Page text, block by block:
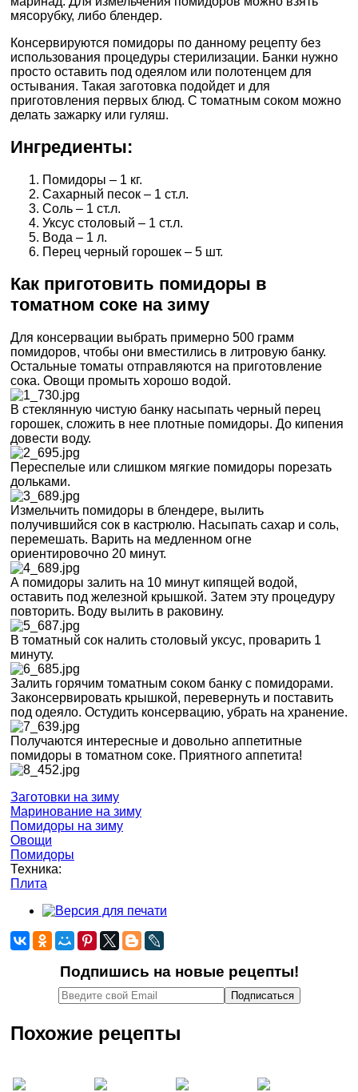
мясорубку, либо блендер.
Консервируются помидоры по данному рецепту без
использования процедуры стерилизации. Банки нужно
просто оставить под одеялом или полотенцем для
остывания. Такая заготовка подойдет и для
приготовления первых блюд. С томатным соком можно
делать зажарку или гуляш.
Ингредиенты:
Помидоры – 1 кг.
Сахарный песок – 1 ст.л.
Соль – 1 ст.л.
Уксус столовый – 1 ст.л.
Вода – 1 л.
Перец черный горошек – 5 шт.
Как приготовить помидоры в
томатном соке на зиму
Для консервации выбрать примерно 500 грамм
помидоров, чтобы они вместились в литровую банку.
Остальные томаты отправляются на приготовление
сока. Овощи промыть хорошо водой.
В стеклянную чистую банку насыпать черный перец
горошек, сложить в нее плотные помидоры. До кипения
довести воду.
Переспелые или слишком мягкие помидоры порезать
дольками.
Измельчить помидоры в блендере, вылить
получившийся сок в кастрюлю. Насыпать сахар и соль,
перемешать. Варить на медленном огне
ориентировочно 20 минут.
А помидоры залить на 10 минут кипящей водой,
оставить под железной крышкой. Затем эту процедуру
повторить. Воду вылить в раковину.
В томатный сок налить столовый уксус, проварить 1
минуту.
Залить горячим томатным соком банку с помидорами.
Законсервировать крышкой, перевернуть и поставить
под одеяло. Остудить консервацию, убрать на хранение.
Получаются интересные и довольно аппетитные
помидоры в томатном соке. Приятного аппетита!
Заготовки на зиму
Маринование на зиму
Помидоры на зиму
Овощи
Помидоры
Техника:
Плита
Подпишись на новые рецепты!
Похожие рецепты